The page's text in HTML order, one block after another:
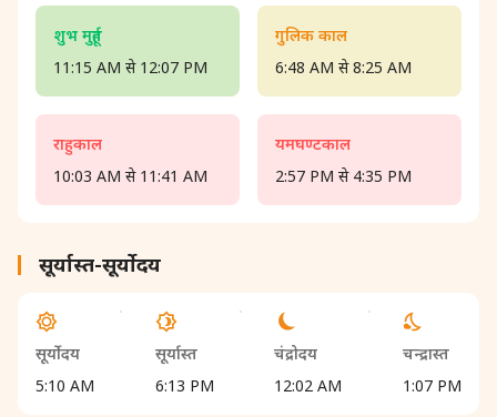
शुभ मुहूर्त
11:15 AM से 12:07 PM
राहुकाल
10:03 AM से 11:41 AM
गुलिक काल
6:48 AM से 8:25 AM
यमघण्टकाल
2:57 PM से 4:35 PM
सूर्यास्त-सूर्योदय
सूर्योदय
5:10 AM
सूर्यास्त
6:13 PM
चंद्रोदय
12:02 AM
चन्द्रास्त
1:07 PM